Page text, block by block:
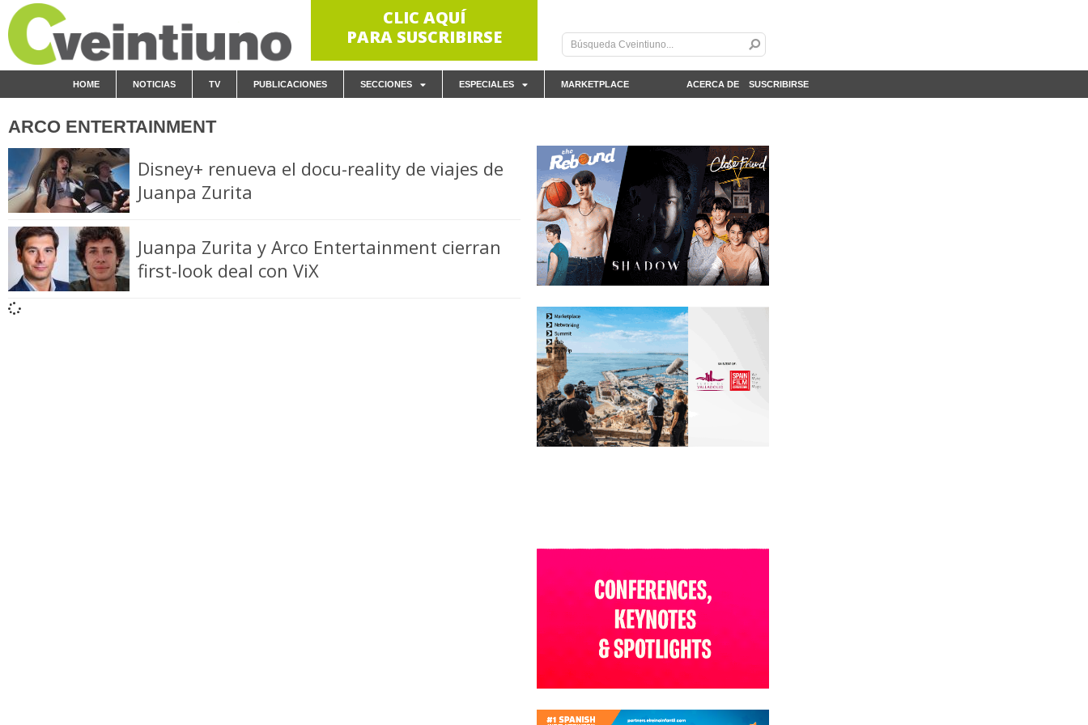
CLIC AQUÍ
PARA SUSCRIBIRSE
ACERCA DE
HOME NOTICIAS TV PUBLICACIONES SECCIONES ESPECIALES MARKETPLACE SUSCRIBIRSE
ARCO ENTERTAINMENT
Disney+ renueva el docu-reality de viajes de
Juanpa Zurita
Juanpa Zurita y Arco Entertainment cierran
first-look deal con ViX